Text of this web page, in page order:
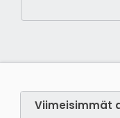
Viimeisimmät